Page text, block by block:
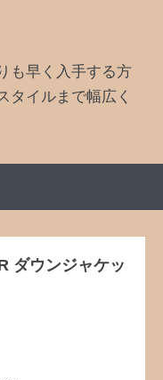
も早く入手する方
タイルまで幅広く
ダウンジャケッ